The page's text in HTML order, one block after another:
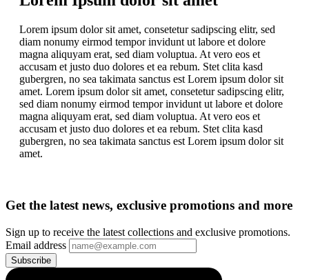
Lorem ipsum dolor sit amet, consetetur sadipscing elitr, sed
diam nonumy eirmod tempor invidunt ut labore et dolore
magna aliquyam erat, sed diam voluptua. At vero eos et
accusam et justo duo dolores et ea rebum. Stet clita kasd
gubergren, no sea takimata sanctus est Lorem ipsum dolor sit
amet. Lorem ipsum dolor sit amet, consetetur sadipscing elitr,
sed diam nonumy eirmod tempor invidunt ut labore et dolore
magna aliquyam erat, sed diam voluptua. At vero eos et
accusam et justo duo dolores et ea rebum. Stet clita kasd
gubergren, no sea takimata sanctus est Lorem ipsum dolor sit
amet.
Get the latest news, exclusive promotions and more
Sign up to receive the latest collections and exclusive promotions.
Email address
Subscribe